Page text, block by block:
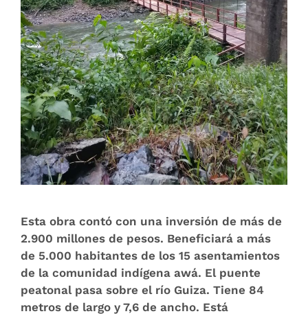
Esta obra contó con una inversión de más de
2.900 millones de pesos. Beneficiará a más
de 5.000 habitantes de los 15 asentamientos
de la comunidad indígena awá. El puente
peatonal pasa sobre el río Guiza. Tiene 84
metros de largo y 7,6 de ancho. Está